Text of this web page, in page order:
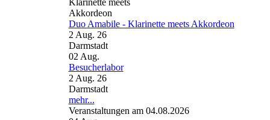
Duo Amabile - Klarinette meets Akkordeon
2 Aug. 26
Darmstadt
02 Aug.
Besucherlabor
2 Aug. 26
Darmstadt
mehr...
Veranstaltungen am 04.08.2026